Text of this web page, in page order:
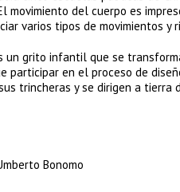
movimiento del cuerpo es
varios tipos de movimientos y
un grito infantil que se
participar en el proceso de
trincheras y se dirigen a tierra
Bonomo